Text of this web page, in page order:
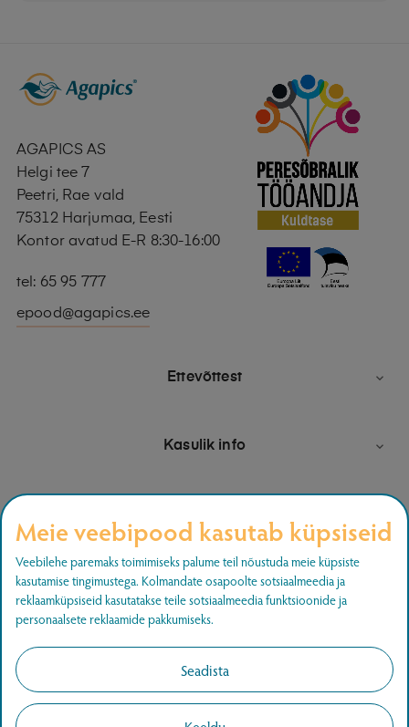
AGAPICS AS
Helgi tee 7
Peetri, Rae vald
75312 Harjumaa, Eesti
Kontor avatud E-R 8:30-16:00
tel: 65 95 777
epood@agapics.ee
Ettevõttest 
Kasulik info 
Liitu uudiskirjaga
Liitu ja saa teada uutest pakkumistest.
Meie veebipood kasutab küpsiseid
Veebilehe paremaks toimimiseks palume teil nõustuda meie küpsiste
kasutamise tingimustega. Kolmandate osapoolte sotsiaalmeedia ja
reklaamküpsiseid kasutatakse teile sotsiaalmeedia funktsioonide ja
personaalsete reklaamide pakkumiseks.
Seadista